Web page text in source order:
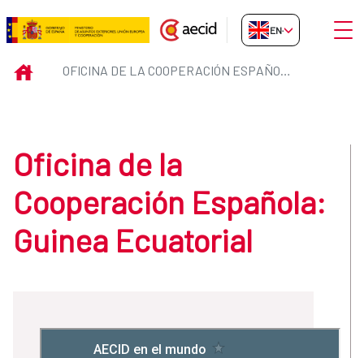
Skip to Main Content
Oficina de la Cooperación
EN-GB
INICIO OFICINA DE LA COOPERACIÓN ESPAÑOLA: GUINEA ECUATORIAL
Oficina de la
Cooperación Española:
Guinea Ecuatorial